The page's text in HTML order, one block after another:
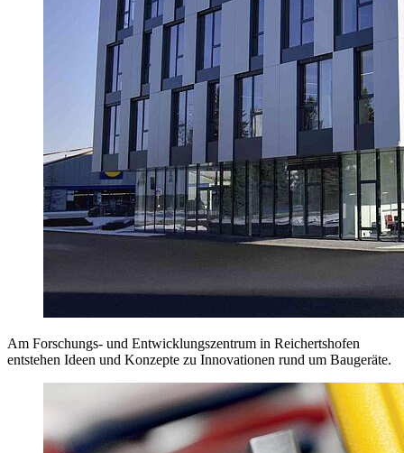
Am Forschungs- und Entwicklungszentrum in Reichertshofen
entstehen Ideen und Konzepte zu Innovationen rund um Baugeräte.